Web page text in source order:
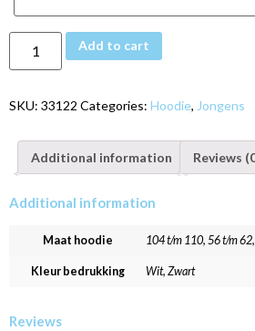
Add to cart
SKU: 33122 Categories: Hoodie, Jongens
Additional information Reviews
Additional information
Maat hoodie 104 t/m 110, 56 t/m
Kleur bedrukking Wit, Zwart
Reviews